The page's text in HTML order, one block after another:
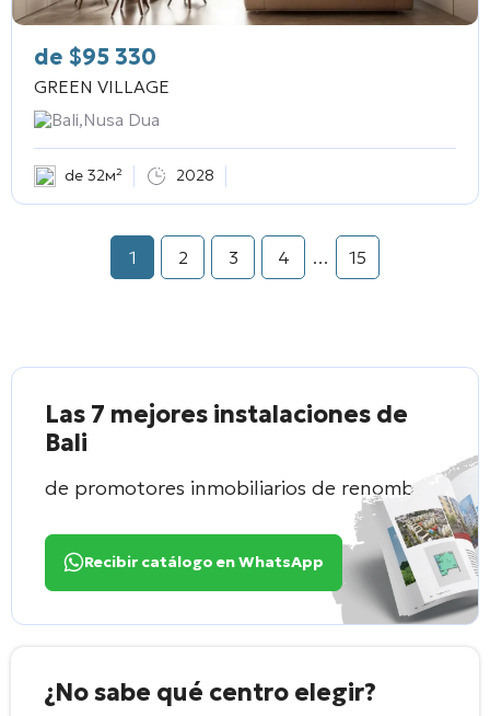
de $95 330
GREEN VILLAGE
Bali,Nusa Dua
de 32м² 2028
1 2 3 4 … 15
Las 7 mejores instalaciones de
Bali
de promotores inmobiliarios de renombre
Recibir catálogo en WhatsApp
¿No sabe qué centro elegir?